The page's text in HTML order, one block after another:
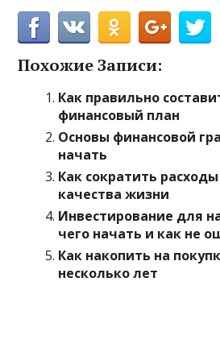
Похожие Записи:
Как правильно
финансовый план
Основы финансовой
начать
Как сократить
качества жизни
Инвестирование для
чего начать и как не
Как накопить на
несколько лет